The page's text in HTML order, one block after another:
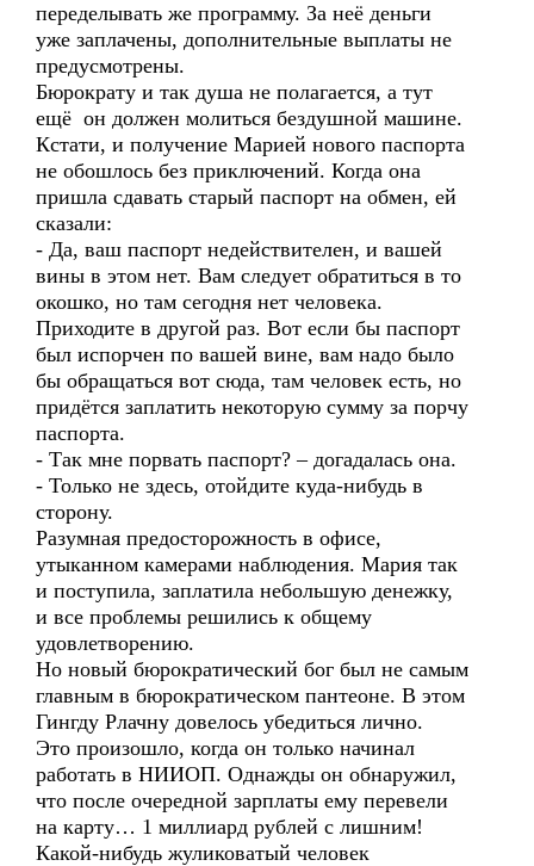
переделывать же программу. За неё деньги
уже заплачены, дополнительные выплаты не
предусмотрены.
Бюрократу и так душа не полагается, а тут
ещё он должен молиться бездушной машине.
Кстати, и получение Марией нового паспорта
не обошлось без приключений. Когда она
пришла сдавать старый паспорт на обмен, ей
сказали:
- Да, ваш паспорт недействителен, и вашей
вины в этом нет. Вам следует обратиться в то
окошко, но там сегодня нет человека.
Приходите в другой раз. Вот если бы паспорт
был испорчен по вашей вине, вам надо было
бы обращаться вот сюда, там человек есть, но
придётся заплатить некоторую сумму за порчу
паспорта.
- Так мне порвать паспорт? – догадалась она.
- Только не здесь, отойдите куда-нибудь в
сторону.
Разумная предосторожность в офисе,
утыканном камерами наблюдения. Мария так
и поступила, заплатила небольшую денежку,
и все проблемы решились к общему
удовлетворению.
Но новый бюрократический бог был не самым
главным в бюрократическом пантеоне. В этом
Гингду Рлачну довелось убедиться лично.
Это произошло, когда он только начинал
работать в НИИОП. Однажды он обнаружил,
что после очередной зарплаты ему перевели
на карту… 1 миллиард рублей с лишним!
Какой-нибудь жуликоватый человек